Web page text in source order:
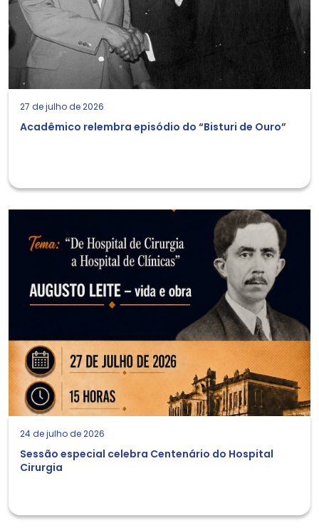
27 de julho de 2026
Acadêmico relembra episódio do “Bisturi de Ouro”
24 de julho de 2026
Sessão especial celebra Centenário do Hospital
Cirurgia